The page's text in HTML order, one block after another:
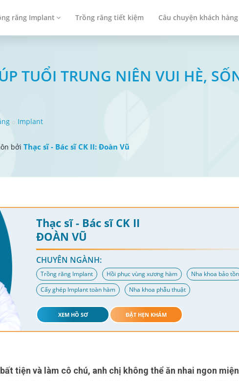
răng Implant Trồng răng tiết kiệm Câu chuyện khách hàng
TUỔI TRUNG NIÊN VUI HÈ,
Implant
bởi Thạc sĩ - Bác sĩ CK II: Đoàn Vũ
Thạc sĩ - Bác sĩ CK II
ĐOÀN VŨ
CHUYÊN NGÀNH:
Trồng răng Implant Hồi phục vùng xương hàm
Nha khoa bảo tồn
Cấy ghép Implant toàn hàm
Nha khoa phẫu thuật
XEM HỒ SƠ ĐẶT HẸN KHÁM